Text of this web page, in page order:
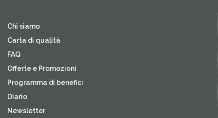
Chi siamo
Carta di qualità
FAQ
Offerte e Promozioni
Programma di benefici
Diario
Newsletter